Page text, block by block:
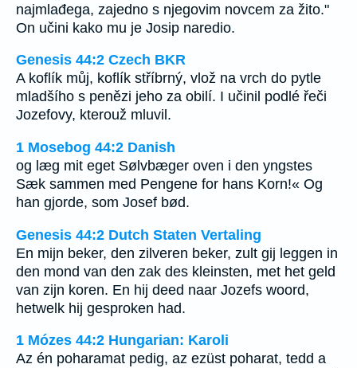
najmlađega, zajedno s njegovim novcem za žito."
On učini kako mu je Josip naredio.
Genesis 44:2 Czech BKR
A koflík můj, koflík stříbrný, vlož na vrch do pytle
mladšího s penězi jeho za obilí. I učinil podlé řeči
Jozefovy, kterouž mluvil.
1 Mosebog 44:2 Danish
og læg mit eget Sølvbæger oven i den yngstes
Sæk sammen med Pengene for hans Korn!« Og
han gjorde, som Josef bød.
Genesis 44:2 Dutch Staten Vertaling
En mijn beker, den zilveren beker, zult gij leggen in
den mond van den zak des kleinsten, met het geld
van zijn koren. En hij deed naar Jozefs woord,
hetwelk hij gesproken had.
1 Mózes 44:2 Hungarian: Karoli
Az én poharamat pedig, az ezüst poharat, tedd a